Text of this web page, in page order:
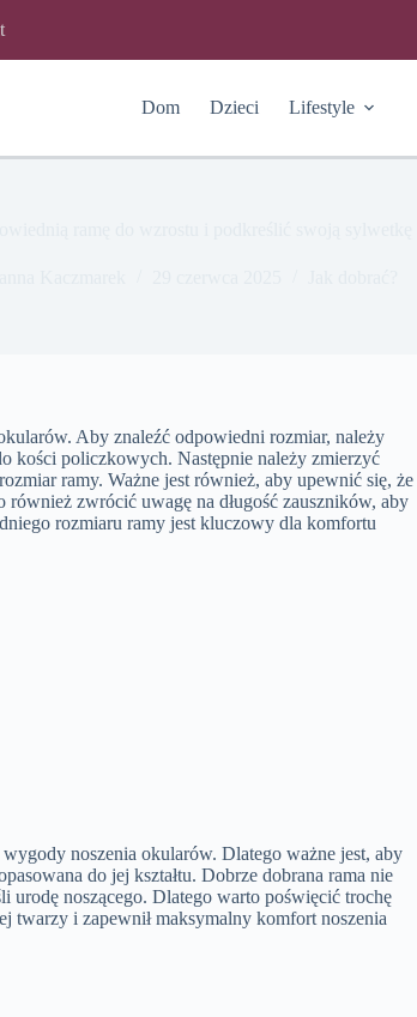
Dom Dzieci Lifestyle
Aby znaleźć odpowiedni rozmiar, należy
kości policzkowych. Następnie należy zmierzyć
ramy. Ważne jest również, aby upewnić się, że
zwrócić uwagę na długość zauszników, aby
rozmiaru ramy jest kluczowy dla komfortu
noszenia okularów. Dlatego ważne jest, aby
do jej kształtu. Dobrze dobrana rama nie
urodę noszącego. Dlatego warto poświęcić trochę
twarzy i zapewnił maksymalny komfort noszenia